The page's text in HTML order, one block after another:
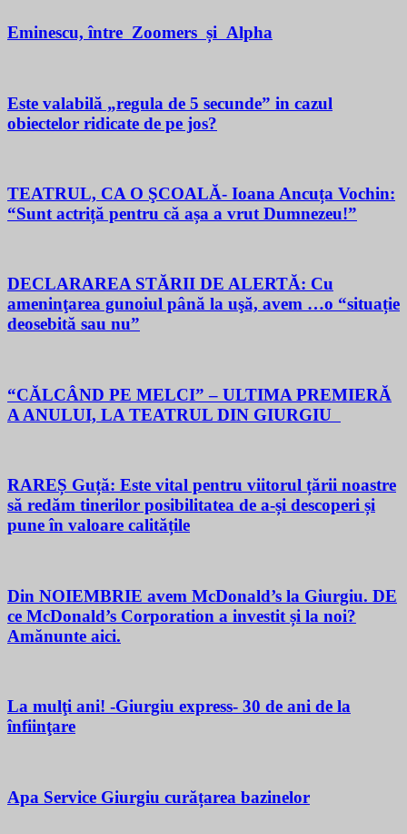
Eminescu, între Zoomers și Alpha
Este valabilă „regula de 5 secunde” in cazul
obiectelor ridicate de pe jos?
TEATRUL, CA O ŞCOALĂ- Ioana Ancuța Vochin:
“Sunt actriță pentru că așa a vrut Dumnezeu!”
DECLARAREA STĂRII DE ALERTĂ: Cu
ameninţarea gunoiul până la uşă, avem …o “situație
deosebită sau nu”
“CĂLCÂND PE MELCI” – ULTIMA PREMIERĂ
A ANULUI, LA TEATRUL DIN GIURGIU
RAREȘ Guță: Este vital pentru viitorul țării noastre
să redăm tinerilor posibilitatea de a-și descoperi și
pune în valoare calitățile
Din NOIEMBRIE avem McDonald’s la Giurgiu. DE
ce McDonald’s Corporation a investit și la noi?
Amănunte aici.
La mulţi ani! -Giurgiu express- 30 de ani de la
înfiinţare
Apa Service Giurgiu curățarea bazinelor